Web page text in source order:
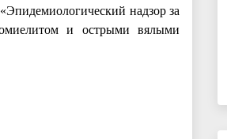
надзор за
и острыми вялыми